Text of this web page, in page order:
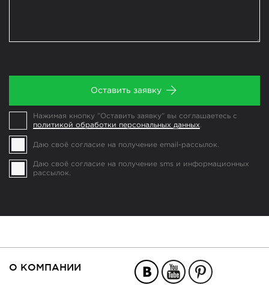
Оставить заявку
Нажимая кнопку ”Оставить заявку” вы соглашаетесь с
политикой обработки персональных данных
Даю своё согласие на получение email-рассылок.
Даю своё согласие на получение sms и информационных
рассылок.
О КОМПАНИИ